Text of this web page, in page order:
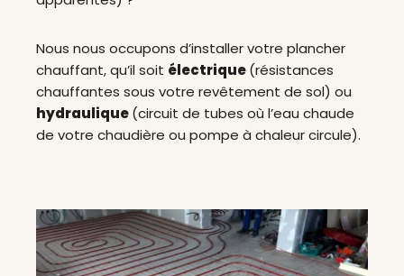
Nous nous occupons d’installer votre plancher
chauffant, qu’il soit électrique(résistances
chauffantes sous votre revêtement de sol) ou
hydraulique(circuit de tubes où l’eau chaude
de votre chaudière ou pompe à chaleur circule).